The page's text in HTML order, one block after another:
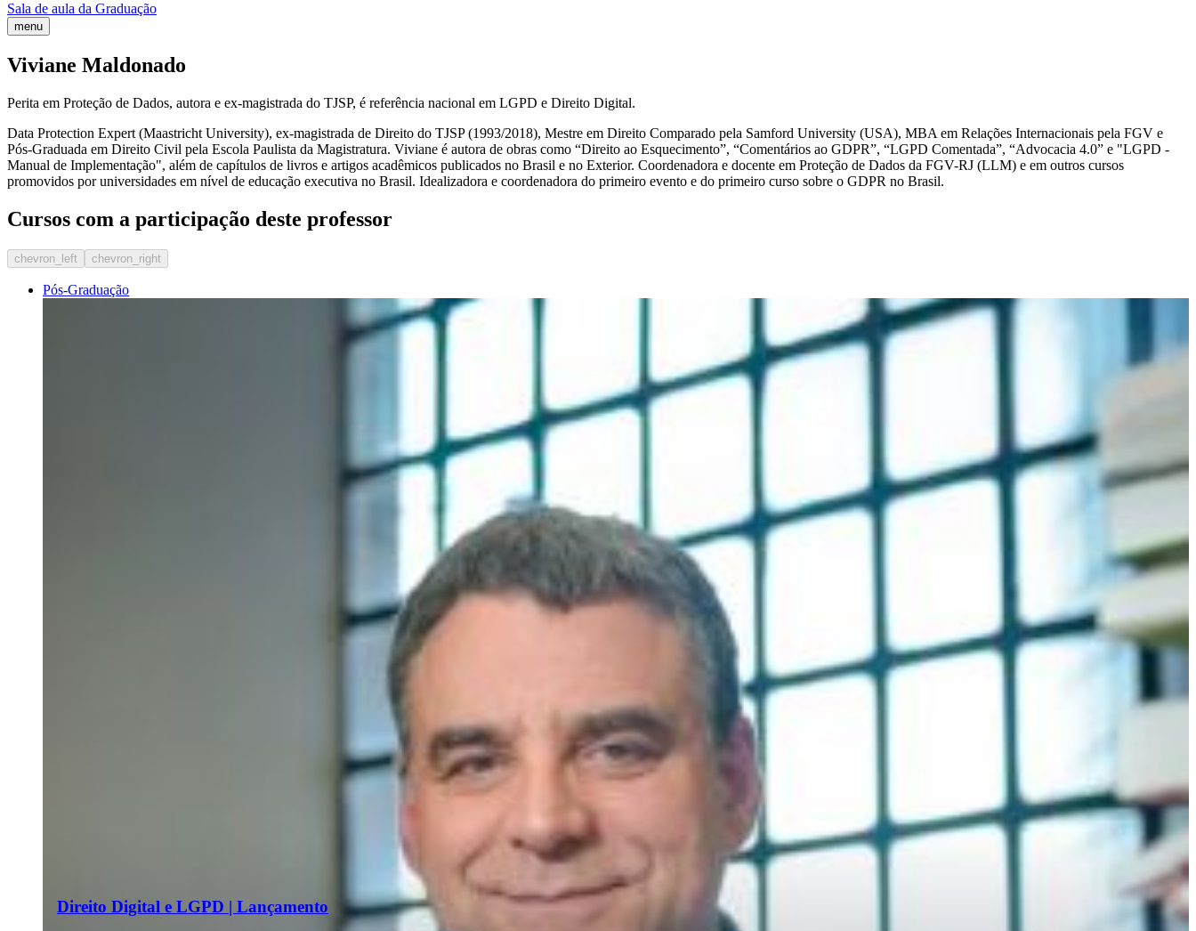
Sala de aula da Graduação
menu
Viviane Maldonado
Perita em Proteção de Dados, autora e ex-magistrada do TJSP, é referência nacional em LGPD e Direito Digital.
Data Protection Expert (Maastricht University), ex-magistrada de Direito do TJSP (1993/2018), Mestre em Direito Comparado pela Samford University (USA), MBA em Relações Internacionais pela FGV e
Pós-Graduada em Direito Civil pela Escola Paulista da Magistratura. Viviane é autora de obras como “Direito ao Esquecimento”, “Comentários ao GDPR”, “LGPD Comentada”, “Advocacia 4.0” e "LGPD -
Manual de Implementação", além de capítulos de livros e artigos acadêmicos publicados no Brasil e no Exterior. Coordenadora e docente em Proteção de Dados da FGV-RJ (LLM) e em outros cursos
promovidos por universidades em nível de educação executiva no Brasil. Idealizadora e coordenadora do primeiro evento e do primeiro curso sobre o GDPR no Brasil.
Cursos com a participação deste professor
chevron_left chevron_right
Pós-Graduação
Direito Digital e LGPD | Lançamento